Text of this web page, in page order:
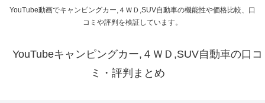
YouTube動画でキャンピングカー,４ＷＤ,SUV自動車の機能性や価格比較、口
コミや評判を検証しています。
YouTubeキャンピングカー,４ＷＤ,SUV自動車の口コ
ミ・評判まとめ